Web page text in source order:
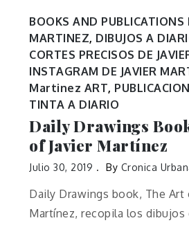
BOOKS AND PUBLICATIONS
MARTINEZ, DIBUJOS A
CORTES PRECISOS DE
INSTAGRAM DE JAVIER
Martinez ART,
TINTA A DIARIO
Daily Drawings
of Javier Martínez
Julio 30, 2019 By Cronica
Daily Drawings book, The Art
Martínez, recopila los dibujos